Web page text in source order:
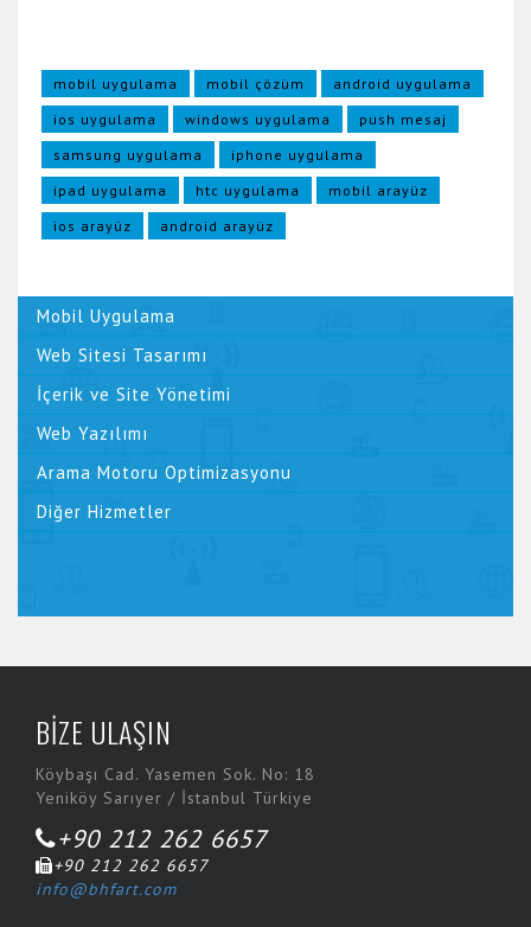
mobil uygulama mobil çözüm
android uygulama
ios uygulama
windows uygulama
push mesaj
samsung uygulama
iphone uygulama
ipad uygulama
htc uygulama
mobil arayüz
ios arayüz
android arayüz
Mobil Uygulama
Web Sitesi Tasarımı
İçerik ve Site Yönetimi
Web Yazılımı
Arama Motoru Optimizasyonu
Diğer Hizmetler
BİZE ULAŞIN
Köybaşı Cad. Yasemen Sok. No: 18
Yeniköy Sarıyer / İstanbul Türkiye
+90 212 262 6657
+90 212 262 6657
info@bhfart.com